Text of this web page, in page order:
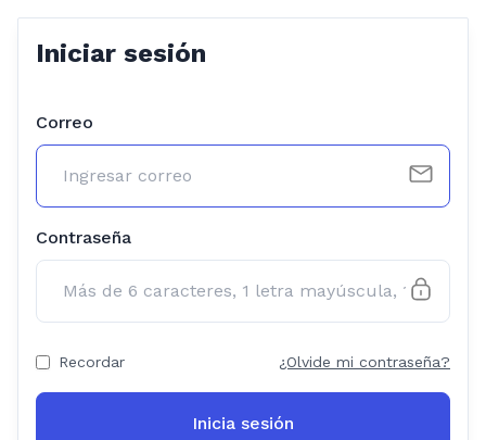
Iniciar sesión
Correo
Contraseña
Recordar ¿Olvide mi contraseña?